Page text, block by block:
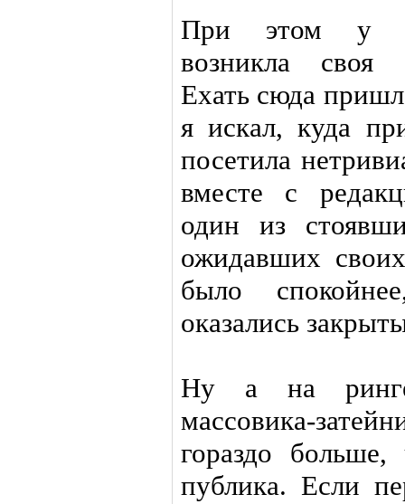
При этом у
возникла своя
Ехать сюда
я искал, куда
посетила
вместе с
один из
ожидавших
было
оказались
Ну а на
массовика-
гораздо
публика. Если